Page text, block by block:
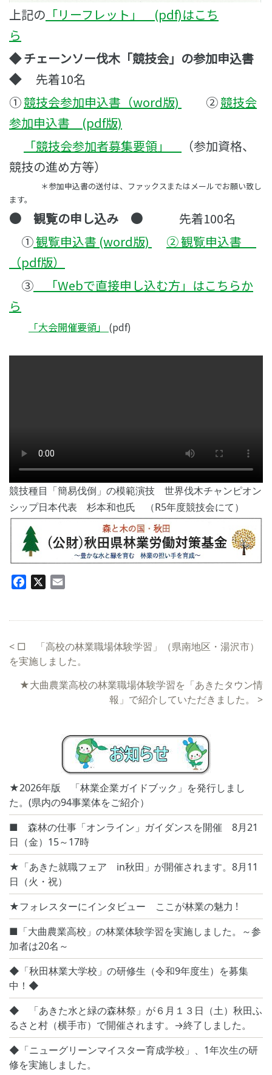
上記の 「リーフレット」 (pdf)はこち
ら
◆ チェーンソー伐木「競技会」の参加申込書
◆先着10名
①競技会参加申込書（word版) ②競技会
参加申込書 (pdf版)
「競技会参加者募集要領」
（参加資格、
競技の進め方等）
＊参加申込書の送付は、ファックスまたはメールでお願い致し
ます。
● 観覧の申し込み ● 先着100名
①観覧申込書 (word版) ②観覧申込書
（pdf版）
③ 「Webで直接申し込む方」はこちらか
ら
「大会開催要領」 (pdf)
競技種目「簡易伐倒」の模範演技 世界伐木チャンピオン
シップ日本代表 杉本和也氏 （R5年度競技会にて）
Facebook
< □ 「高校の林業職場体験学習」（県南地区・湯沢市）
を実施しました。
★大曲農業高校の林業職場体験学習を「あきたタウン情
報」で紹介していただきました。
>
★2026年版 「林業企業ガイドブック」を発行しまし
た。(県内の94事業体をご紹介）
■ 森林の仕事「オンライン」ガイダンスを開催 8月21
日（金）15～17時
★「あきた就職フェア in秋田」が開催されます。8月11
日（火・祝）
★フォレスターにインタビュー ここが林業の魅力 !
■「大曲農業高校」の林業体験学習を実施しました。～参
加者は20名～
◆「秋田林業大学校」の研修生（令和9年度生）を募集
中！◆
◆ 「あきた水と緑の森林祭」が６月１３日（土）秋田ふ
るさと村（横手市）で開催されます。→終了しました。
◆「ニューグリーンマイスター育成学校」、1年次生の研
修を実施しました。